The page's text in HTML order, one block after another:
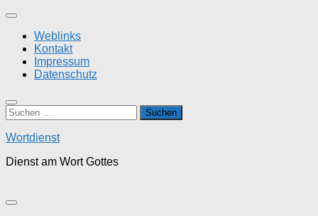
Zum
springenWeblinks
Kontakt
Impressum
Datenschutz
Suchen
nach:
Wortdienst
Dienst am Wort Gottes